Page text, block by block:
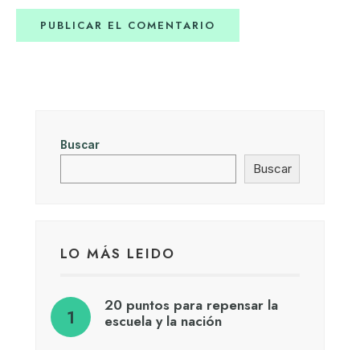
Buscar
Buscar
LO MÁS LEIDO
20 puntos para repensar la
escuela y la nación